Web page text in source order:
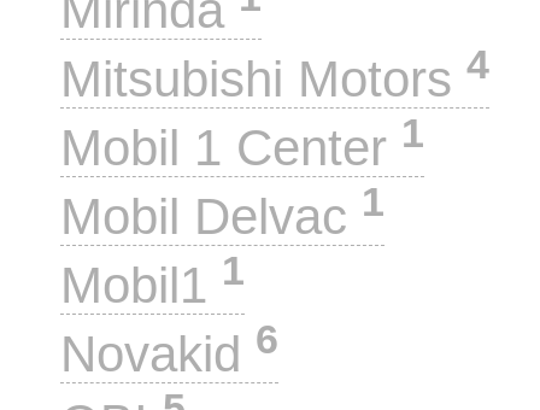
Mitsubishi Motors 4
Mobil 1 Center 1
Mobil Delvac 1
Mobil1 1
Novakid 6